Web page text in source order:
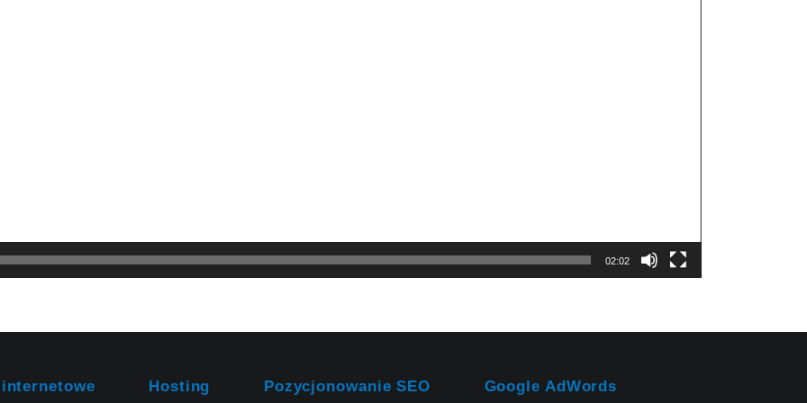
02:02
Hosting Pozycjonowanie SEO Google AdWords